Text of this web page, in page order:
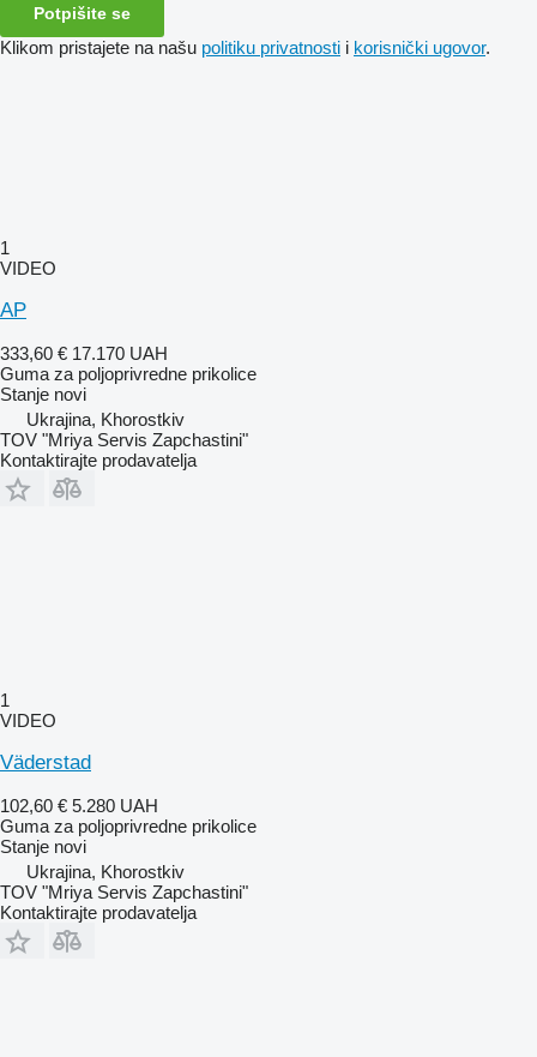
Potpišite se
Klikom pristajete na našu politiku privatnosti i korisnički ugovor.
1
VIDEO
AP
333,60 € 17.170 UAH
Guma za poljoprivredne prikolice
Stanje novi
Ukrajina, Khorostkiv
TOV "Mriya Servis Zapchastini"
Kontaktirajte prodavatelja
1
VIDEO
Väderstad
102,60 € 5.280 UAH
Guma za poljoprivredne prikolice
Stanje novi
Ukrajina, Khorostkiv
TOV "Mriya Servis Zapchastini"
Kontaktirajte prodavatelja